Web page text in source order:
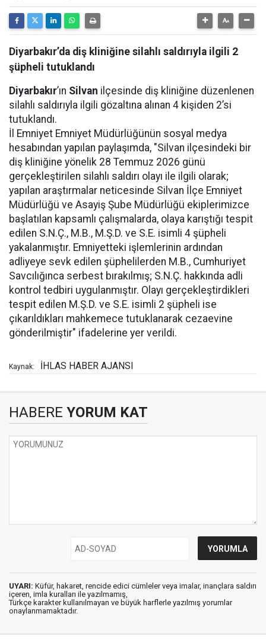
Diyarbakır’da diş kliniğine silahlı saldırıyla ilgili 2
şüpheli tutuklandı
Diyarbakır’ın Silvan ilçesinde diş kliniğine düzenlenen
silahlı saldırıyla ilgili gözaltına alınan 4 kişiden 2’si
tutuklandı.
İl Emniyet Emniyet Müdürlüğünün sosyal medya
hesabından yapılan paylaşımda, "Silvan ilçesindeki bir
diş kliniğine yönelik 28 Temmuz 2026 günü
gerçekleştirilen silahlı saldırı olayı ile ilgili olarak;
yapılan araştırmalar neticesinde Silvan İlçe Emniyet
Müdürlüğü ve Asayiş Şube Müdürlüğü ekiplerimizce
başlatılan kapsamlı çalışmalarda, olaya karıştığı tespit
edilen S.N.Ç., M.B., M.Ş.D. ve S.E. isimli 4 şüpheli
yakalanmıştır. Emniyetteki işlemlerinin ardından
adliyeye sevk edilen şüphelilerden M.B., Cumhuriyet
Savcılığınca serbest bırakılmış; S.N.Ç. hakkında adli
kontrol tedbiri uygulanmıştır. Olayı gerçekleştirdikleri
tespit edilen M.Ş.D. ve S.E. isimli 2 şüpheli ise
çıkarıldıkları mahkemece tutuklanarak cezaevine
gönderilmiştir" ifadelerine yer verildi.
Kaynak: İHLAS HABER AJANSI
HABERE YORUM KAT
UYARI: Küfür, hakaret, rencide edici cümleler veya imalar, inançlara saldırı
içeren, imla kuralları ile yazılmamış,
Türkçe karakter kullanılmayan ve büyük harflerle yazılmış yorumlar
onaylanmamaktadır.